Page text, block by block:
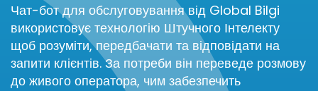
Чат-бот для обслуговування від Global Bilgi
використовує технологію Штучного Інтелекту
щоб розуміти, передбачати та відповідати на
запити клієнтів. За потреби він переведе розмову
до живого оператора, чим забезпечить